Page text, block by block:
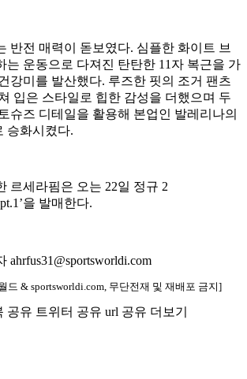
반전 매력이 돋보였다. 심플한 화이트 브
는 운동으로 다져진 탄탄한 11자 복근을 가
강미를 발산했다. 루즈한 핏의 조거 팬츠
입은 스타일로 힙한 감성을 더했으며 두
슈즈 디테일을 활용해 본업인 발레리나의
승화시켰다.
르세라핌은 오는 22일 정규 2
을 발매한다.
ahrfus31@sportsworldi.com
& sportsworldi.com, 무단전재 및 재배포 금지]
공유 트위터 공유 url 공유 더보기